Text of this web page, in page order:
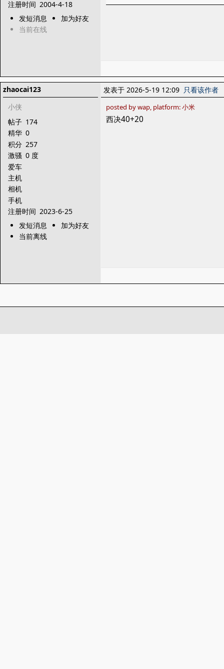
注册时间 2004-4-18
发短消息
加为好友
当前在线
zhaocai123
小侠
帖子 174
精华 0
积分 257
激骚 0 度
爱车
主机
相机
手机
注册时间 2023-6-25
发短消息
加为好友
当前离线
发表于 2026-5-19 12:09 只看该作者
posted by wap, platform: 小米
西决40+20